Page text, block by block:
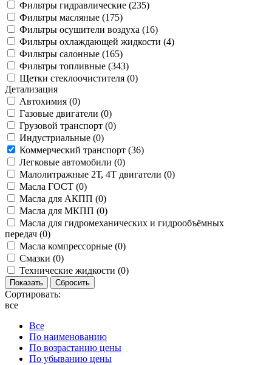
Фильтры гидравлические (235)
Фильтры масляные (175)
Фильтры осушители воздуха (16)
Фильтры охлаждающей жидкости (4)
Фильтры салонные (165)
Фильтры топливные (343)
Щетки стеклоочистителя (0)
Детализация
Автохимия (0)
Газовые двигатели (0)
Грузовой транспорт (0)
Индустриальные (0)
Коммерческий транспорт (36)
Легковые автомобили (0)
Малолитражные 2Т, 4Т двигатели (0)
Масла ГОСТ (0)
Масла для АКПП (0)
Масла для МКПП (0)
Масла для гидромеханических и гидрообъёмных
передач (0)
Масла компрессорные (0)
Смазки (0)
Технические жидкости (0)
Сортировать:
все
Все
По наименованию
По возрастанию цены
По убыванию цены